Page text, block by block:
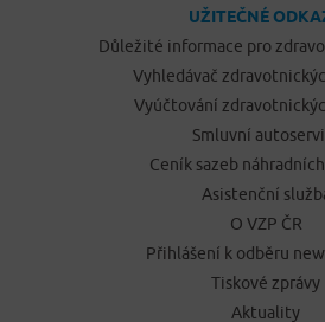
UŽITEČNÉ
Důležité informace pro
Vyhledávač
Vyúčtování
Smluvní
Ceník sazeb
Asistenční
O VZP ČR
Přihlášení k odběru
Tiskové zprávy
Aktuality